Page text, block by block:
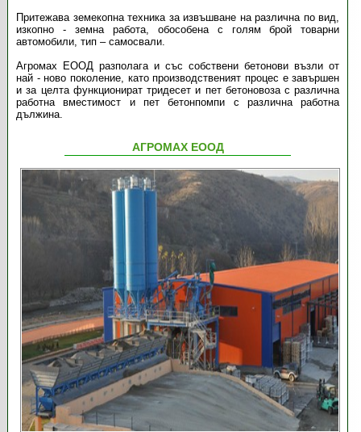
Притежава земекопна техника за извъшване на различна по вид,
изкопно - земна работа, обособена с голям брой товарни
автомобили, тип – самосвали.
Агромах ЕООД разполага и със собствени бетонови възли от
най - ново поколение, като производственият процес е завършен
и за целта функционират тридесет и пет бетоновоза с различна
работна вместимост и пет бетонпомпи с различна работна
дължина.
АГРОМАХ ЕООД